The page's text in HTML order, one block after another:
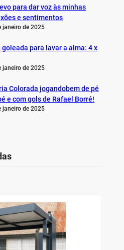
para dar voz às minhas
e sentimentos
janeiro de 2025
goleada para lavar a alma: 4 x
janeiro de 2025
Colorada jogandobem de pé
e com gols de Rafael Borré!
janeiro de 2025